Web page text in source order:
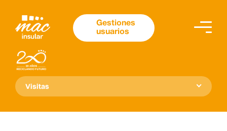
Gestiones
usuarios
Visitas